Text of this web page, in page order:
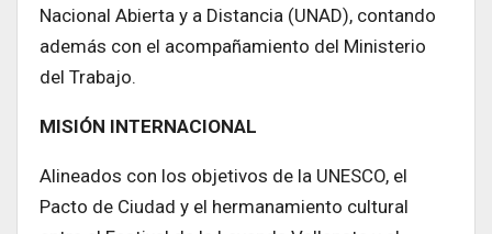
Nacional Abierta y a Distancia (UNAD), contando
además con el acompañamiento del Ministerio
del Trabajo.
MISIÓN INTERNACIONAL
Alineados con los objetivos de la UNESCO, el
Pacto de Ciudad y el hermanamiento cultural